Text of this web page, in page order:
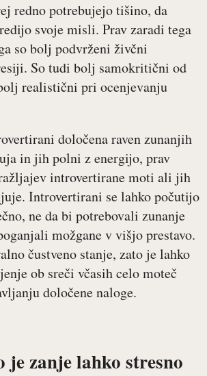
redno potrebujejo tišino, da
svoje misli. Prav zaradi tega
so bolj podvrženi živčni
So tudi bolj samokritični od
realistični pri ocenjevanju
določena raven zunanjih
in jih polni z energijo, prav
introvertirane moti ali jih
Introvertirani se lahko počutijo
ne da bi potrebovali zunanje
možgane v višjo prestavo.
čustveno stanje, zato je lahko
ob sreči včasih celo moteč
določene naloge.
je zanje lahko stresno